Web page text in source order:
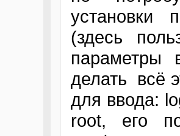
установки
(здесь
параметры
делать всё
для ввода:
root, его